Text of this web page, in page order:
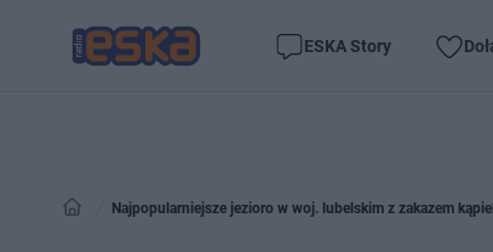
ESKA Story
Najpopularniejsze jezioro w woj. lubelskim z zakazem